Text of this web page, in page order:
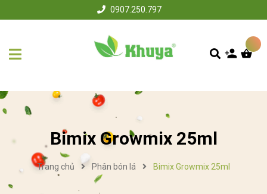
0907.250.797
Bimix Growmix 25ml
Trang chủ Phân bón lá Bimix Growmix 25ml